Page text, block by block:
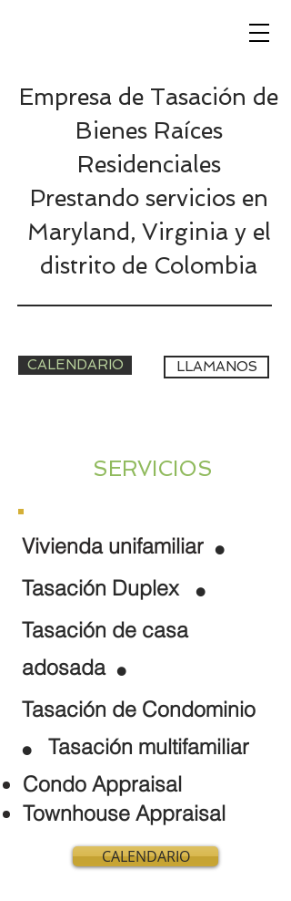
Empresa de Tasación de
Bienes Raíces
Residenciales
Prestando servicios en
Maryland, Virginia y el
distrito de Colombia
CALENDARIO LLAMANOS
SERVICIOS
Vivienda unifamiliar ⚫
Tasación Duplex ⚫
Tasación de casa
adosada
⚫
Tasación de Condominio
⚫
Tasación multifamiliar
Condo Appraisal
Townhouse Appraisal
CALENDARIO